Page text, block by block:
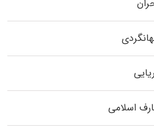
اسلامی